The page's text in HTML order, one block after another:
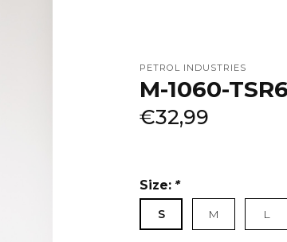
PETROL INDUSTRIES
M-1060-
€32,99
Size: *
S M L